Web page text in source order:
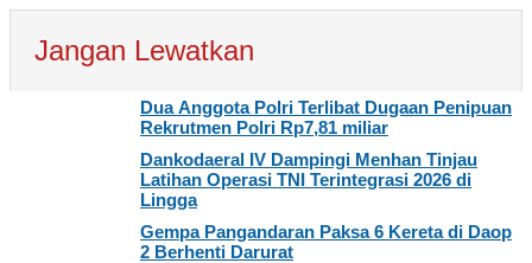
Jangan Lewatkan
Dua Anggota Polri Terlibat Dugaan Penipuan
Rekrutmen Polri Rp7,81 miliar
Dankodaeral IV Dampingi Menhan Tinjau
Latihan Operasi TNI Terintegrasi 2026 di
Lingga
Gempa Pangandaran Paksa 6 Kereta di Daop
2 Berhenti Darurat